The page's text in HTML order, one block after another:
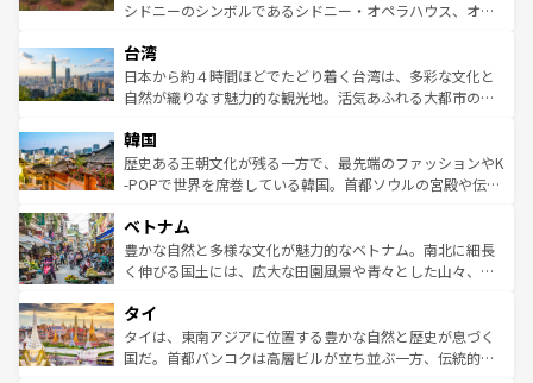
るだろう。車でのロードトリップや列車の旅も、アメリカ
情報は
文化や歴史が息づいている。「アロハスピリット」と呼ば
人々、おいしいローカルフードやハワイアンミュージッ
ク、伝統的なフラダンスなど、すべてがハワイの魅力を彩
っている。訪れるたびに新しい発見と感動が待っているハ
はコンテンツ一覧
シドニーのシンボルであるシドニー・オペラハウス、オー
リアリーフや大陸中央部にそびえるウルル（エアーズロッ
ク）、タスマニアの美しい原生林やケアンズの熱帯雨林な
ど、見どころがたくさん。また、カフェやワイン、オージ
いる。アクティビティも充実しており、サーフィンやダイ
ビング、ハイキングなど、アウトドア好きにはたまらな
い。オーストラリアの多彩な魅力を存分に味わいつくそ
参照してほしい。
台湾
日本から約４時間ほどでたどり着く台湾は、多彩な文化と
自然が織りなす魅力的な観光地。活気あふれる大都市の台
ン）、静ひつな山岳地帯である台湾東部など、都市の喧騒
と山間の静けさが共存しており、訪れる人に新しい発見と
驚きをもたらしてくれる。また、奥深い台湾の食文化も魅
容にもいいと評判のスイーツなど、バラエティ豊かな料理
が味わえる。 なお、新着の台湾情報は コンテンツ一覧を参
照してほしい。
韓国
歴史ある王朝文化が残る一方で、最先端のファッションやK
-POPで世界を席巻している韓国。首都ソウルの宮殿や伝統
き、地方に足を延ばせば四季折々の自然美を楽しむことが
できる。そして、キムチや焼肉、絶品のストリートフード
まで、さまざまな韓国料理が待っている。夜には、韓国な
リティに包まれながら、韓国の多彩な魅力を心ゆくまで味
わってみてほしい。 なお、新着の韓国情報はコンテンツ一
覧を参照してほしい。
ベトナム
豊かな自然と多様な文化が魅力的なベトナム。南北に細長
く伸びる国土には、広大な田園風景や青々とした山々、世
急速な発展と共に伝統が息づく。ハノイの古い町並みやホ
ーチミン市のフランス統治時代の建物も、独特の雰囲気を
醸し出している。また、バラエティの豊かさとおいしさで
タイ
タイは、東南アジアに位置する豊かな自然と歴史が息づく
国だ。首都バンコクは高層ビルが立ち並ぶ一方、伝統的な